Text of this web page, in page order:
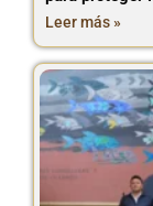
Leer más »